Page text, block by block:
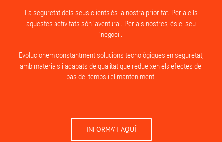
La seguretat dels seus clients és la nostra prioritat. Per a ells
aquestes activitats són ‘aventura’. Per als nostres, és el seu
‘negoci’.
Evolucionem constantment solucions tecnològiques en seguretat,
amb materials i acabats de qualitat que redueixen els efectes del
pas del temps i el manteniment.
INFORMA’T AQUÍ